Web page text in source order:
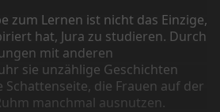
zum Lernen ist nicht das Einzige,
hat, Jura zu studieren. Durch
mit anderen
sie unzählige Geschichten
die Frauen auf der
manchmal ausnutzen.